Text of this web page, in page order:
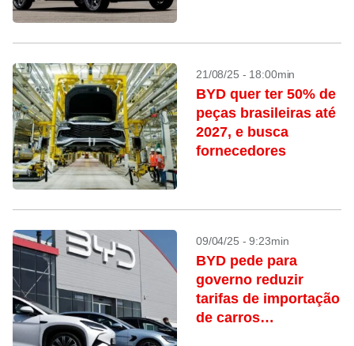
21/08/25 - 18:00min
BYD quer ter 50% de
peças brasileiras até
2027, e busca
fornecedores
09/04/25 - 9:23min
BYD pede para
governo reduzir
tarifas de importação
de carros